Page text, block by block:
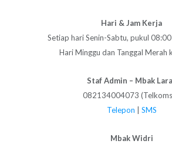
Hari & Jam Kerja
Setiap hari Senin-Sabtu, pukul
Hari Minggu dan Tanggal Merah
Staf Admin – Mbak
082134004073
Telepon
SMS
Mbak Widri